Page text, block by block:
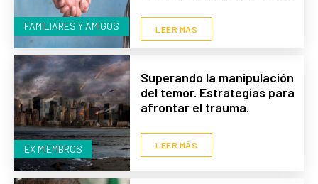
FAMILIARES Y AMIGOS LEER MÁS
EX MIEMBROS
Superando la manipulación
del temor. Estrategias para
afrontar el trauma.
LEER MÁS